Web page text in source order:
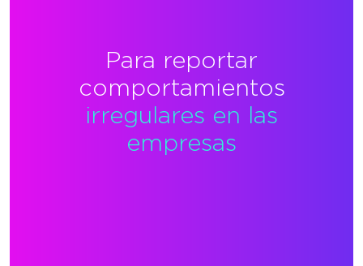
Para reportar
comportamientos
irregulares en las
empresas